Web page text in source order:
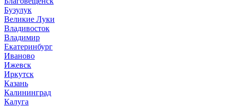
Бузулук
Великие Луки
Владивосток
Владимир
Екатеринбург
Иваново
Ижевск
Иркутск
Казань
Калининград
Калуга